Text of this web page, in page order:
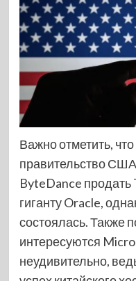
Важно отметить,
правительство
ByteDance продать
гиганту Oracle,
состоялась. Также
интересуются
неудивительно,